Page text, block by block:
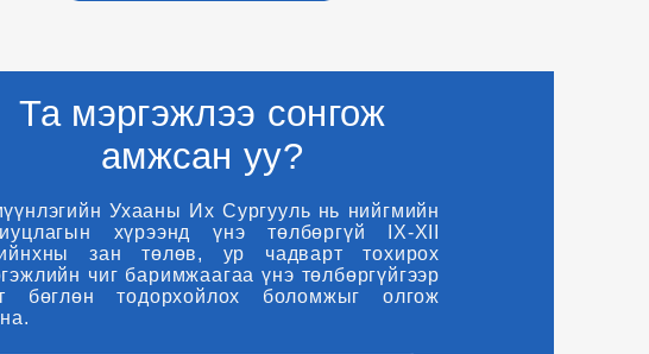
Та мэргэжлээ сонгож
амжсан уу?
Ухааны Их Сургууль нь нийгмийн
хүрээнд үнэ төлбөргүй IX-XII
зан төлөв, ур чадварт тохирох
чиг баримжаагаа үнэ төлбөргүйгээр
бөглөн тодорхойлох боломжыг олгож